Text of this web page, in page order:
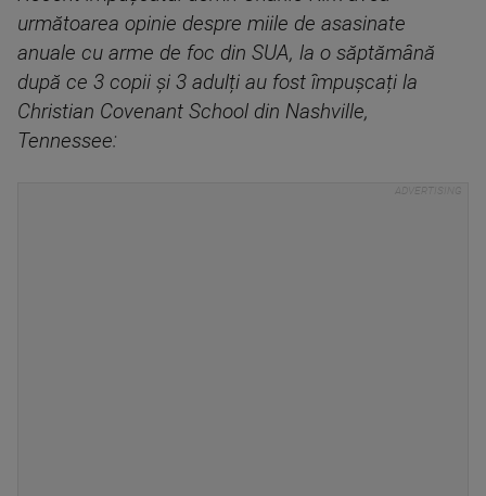
următoarea opinie despre miile de asasinate
anuale cu arme de foc din SUA, la o săptămână
după ce 3 copii și 3 adulți au fost împușcați la
Christian Covenant School din Nashville,
Tennessee: